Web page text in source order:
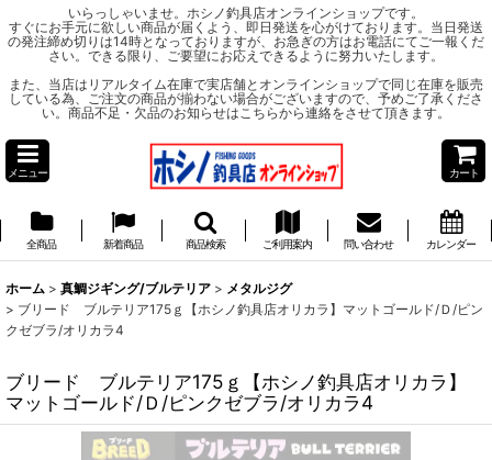
いらっしゃいませ。ホシノ釣具店オンラインショップです。
すぐにお手元に欲しい商品が届くよう、即日発送を心がけております。当日発送
の発注締め切りは14時となっておりますが、お急ぎの方はお電話にてご一報くだ
さい。できる限り、ご要望にお応えできるように努力いたします。
また、当店はリアルタイム在庫で実店舗とオンラインショップで同じ在庫を販売
している為、ご注文の商品が揃わない場合がございますので、予めご了承くださ
い。商品不足・欠品のお知らせはこちらから連絡をさせて頂きます。
メニュー カート
全商品 新着商品 商品検索 ご利用案内 問い合わせ カレンダー
ホーム > 真鯛ジギング/ブルテリア > メタルジグ
> ブリード ブルテリア175ｇ【ホシノ釣具店オリカラ】マットゴールド/Ｄ/ピン
クゼブラ/オリカラ4
ブリード ブルテリア175ｇ【ホシノ釣具店オリカラ】
マットゴールド/Ｄ/ピンクゼブラ/オリカラ4